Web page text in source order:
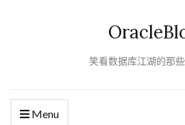
笑看数据库江湖的那
Menu